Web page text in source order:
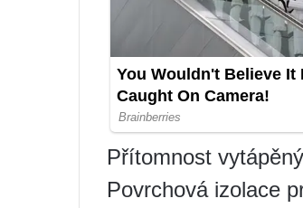
Přítomnost
Povrchová izolace